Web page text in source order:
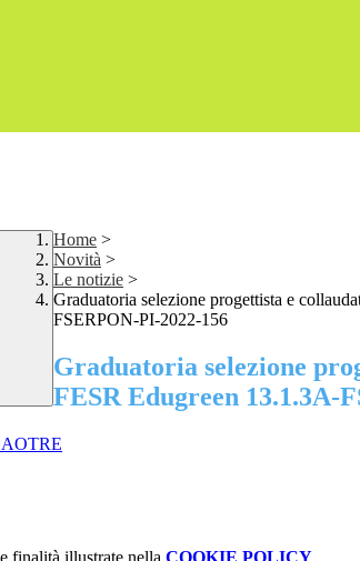
Home >
Novità >
Le notizie >
Graduatoria selezione progettista e
FSERPON-PI-2022-156
Graduatoria selezione
FESR Edugreen 13.1.3A-